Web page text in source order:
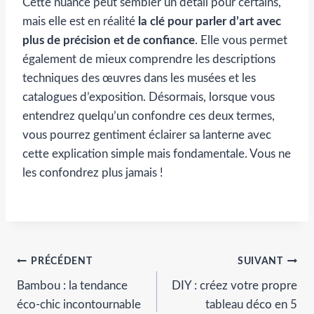
mais elle est en réalité la clé pour parler d’art avec
plus de précision et de confiance. Elle vous permet
également de mieux comprendre les descriptions
techniques des œuvres dans les musées et les
catalogues d’exposition. Désormais, lorsque vous
entendrez quelqu’un confondre ces deux termes,
vous pourrez gentiment éclairer sa lanterne avec
cette explication simple mais fondamentale. Vous ne
les confondrez plus jamais !
Navigation
de
PRÉCÉDENT
Bambou : la tendance
éco-chic incontournable
SUIVANT
DIY : créez votre propre
tableau déco en 5